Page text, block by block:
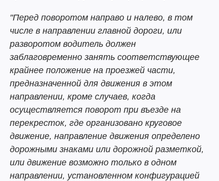
"Перед поворотом направо и налево, в том
числе в направлении главной дороги, или
разворотом водитель должен
заблаговременно занять соответствующее
крайнее положение на проезжей части,
предназначенной для движения в этом
направлении, кроме случаев, когда
осуществляется поворот при въезде на
перекресток, где организовано круговое
движение, направление движения определено
дорожными знаками или дорожной разметкой,
или движение возможно только в одном
направлении, установленном конфигурацией